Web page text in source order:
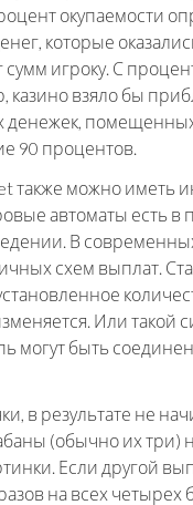
окупаемости
которые
сумм игроку. С
казино взяло бы
денежек,
90 процентов.
также можно иметь
автоматы есть в
В
схем выплат.
Или такой
могут быть
в результате не
(обычно их три)
Если другой
на всех четырех